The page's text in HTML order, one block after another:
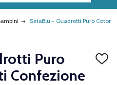
SetaBlu - Quadrotti Puro
Puro
Confezione